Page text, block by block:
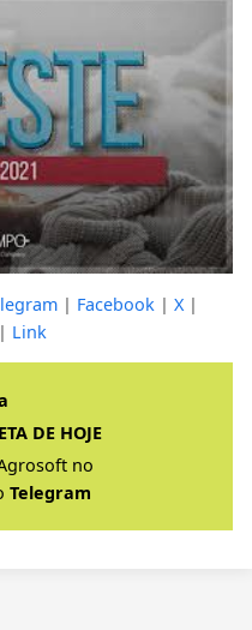
| Facebook | X|
| Link
DE HOJE
no
Telegram